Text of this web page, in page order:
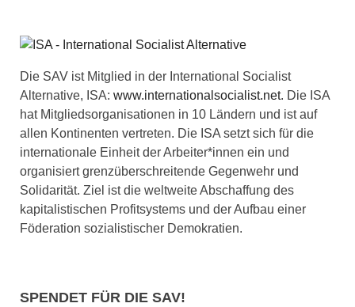
Die SAV ist Mitglied in der International Socialist
Alternative, ISA: www.internationalsocialist.net. Die ISA
hat Mitgliedsorganisationen in 10 Ländern und ist auf
allen Kontinenten vertreten. Die ISA setzt sich für die
internationale Einheit der Arbeiter*innen ein und
organisiert grenzüberschreitende Gegenwehr und
Solidarität. Ziel ist die weltweite Abschaffung des
kapitalistischen Profitsystems und der Aufbau einer
Föderation sozialistischer Demokratien.
SPENDET FÜR DIE SAV!